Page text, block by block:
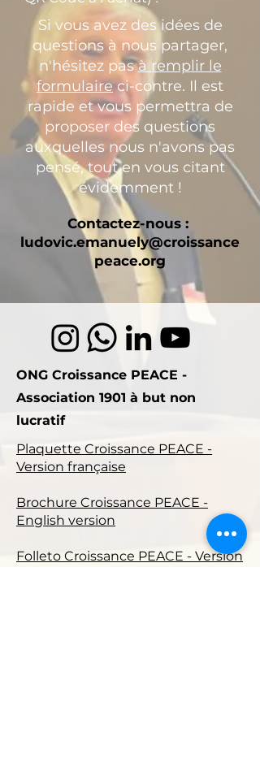
Si vous avez des idées de
questions à nous partager,
n'hésitez pasà remplir le
formulaireci-contre. Il est
rapide et vous permettra de
proposer des questions
auxquelles nous n'avons pas
pensé, tout en vous citant
évidemment !
Contactez-nous :
ludovic.emanuely@croissance
peace.org
ONG Croissance PEACE -
Association 1901 à but non
lucratif
Plaquette Croissance PEACE -
Version française
Brochure Croissance PEACE -
English version
Folleto Croissance PEACE - Versión